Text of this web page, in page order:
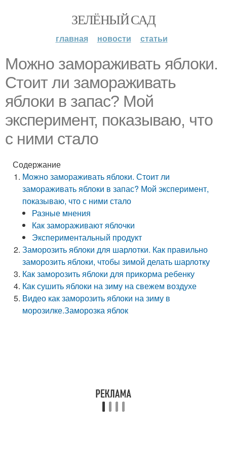
ЗЕЛЁНЫЙ САД
главная новости статьи
Можно замораживать яблоки.
Стоит ли замораживать
яблоки в запас? Мой
эксперимент, показываю, что
с ними стало
Содержание
Можно замораживать яблоки. Стоит ли
замораживать яблоки в запас? Мой эксперимент,
показываю, что с ними стало
Разные мнения
Как замораживают яблочки
Экспериментальный продукт
Заморозить яблоки для шарлотки. Как правильно
заморозить яблоки, чтобы зимой делать шарлотку
Как заморозить яблоки для прикорма ребенку
Как сушить яблоки на зиму на свежем воздухе
Видео как заморозить яблоки на зиму в
морозилке.Заморозка яблок